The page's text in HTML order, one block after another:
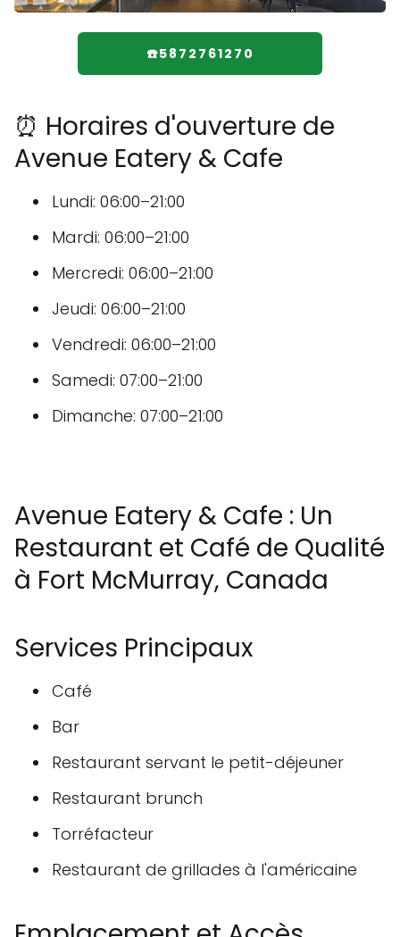
☎️5872761270
⏰ Horaires d'ouverture de
Avenue Eatery & Cafe
Lundi: 06:00–21:00
Mardi: 06:00–21:00
Mercredi: 06:00–21:00
Jeudi: 06:00–21:00
Vendredi: 06:00–21:00
Samedi: 07:00–21:00
Dimanche: 07:00–21:00
Avenue Eatery & Cafe : Un
Restaurant et Café de Qualité
à Fort McMurray, Canada
Services Principaux
Café
Bar
Restaurant servant le petit-déjeuner
Restaurant brunch
Torréfacteur
Restaurant de grillades à l'américaine